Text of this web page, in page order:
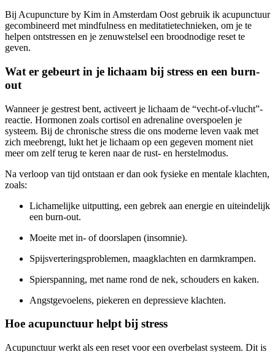
Bij Acupuncture by Kim in Amsterdam Oost gebruik ik acupunctuur
gecombineerd met mindfulness en meditatietechnieken, om je te
helpen ontstressen en je zenuwstelsel een broodnodige reset te
geven.
Wat er gebeurt in je lichaam bij stress en een burn-
out
Wanneer je gestrest bent, activeert je lichaam de “vecht-of-vlucht”-
reactie. Hormonen zoals cortisol en adrenaline overspoelen je
systeem. Bij de chronische stress die ons moderne leven vaak met
zich meebrengt, lukt het je lichaam op een gegeven moment niet
meer om zelf terug te keren naar de rust- en herstelmodus.
Na verloop van tijd ontstaan er dan ook fysieke en mentale klachten,
zoals:
Lichamelijke uitputting, een gebrek aan energie en uiteindelijk
een burn-out.
Moeite met in- of doorslapen (insomnie).
Spijsverteringsproblemen, maagklachten en darmkrampen.
Spierspanning, met name rond de nek, schouders en kaken.
Angstgevoelens, piekeren en depressieve klachten.
Hoe acupunctuur helpt bij stress
Acupunctuur werkt als een reset voor een overbelast systeem. Dit is